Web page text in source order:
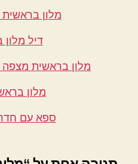
מלון
דיל
מלון בראשית מצפה
מלון
ספא עם